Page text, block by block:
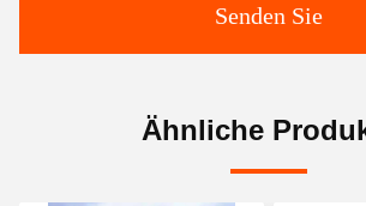
Senden Sie
Ähnliche